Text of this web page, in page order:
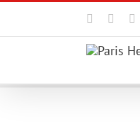
Passer
contenu
Facebook